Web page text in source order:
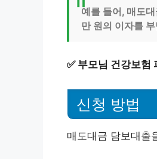
예를 들어, 매도
만 원의 이자를
✅ 부모님 건강보험
신청 방법
매도대금 담보대출